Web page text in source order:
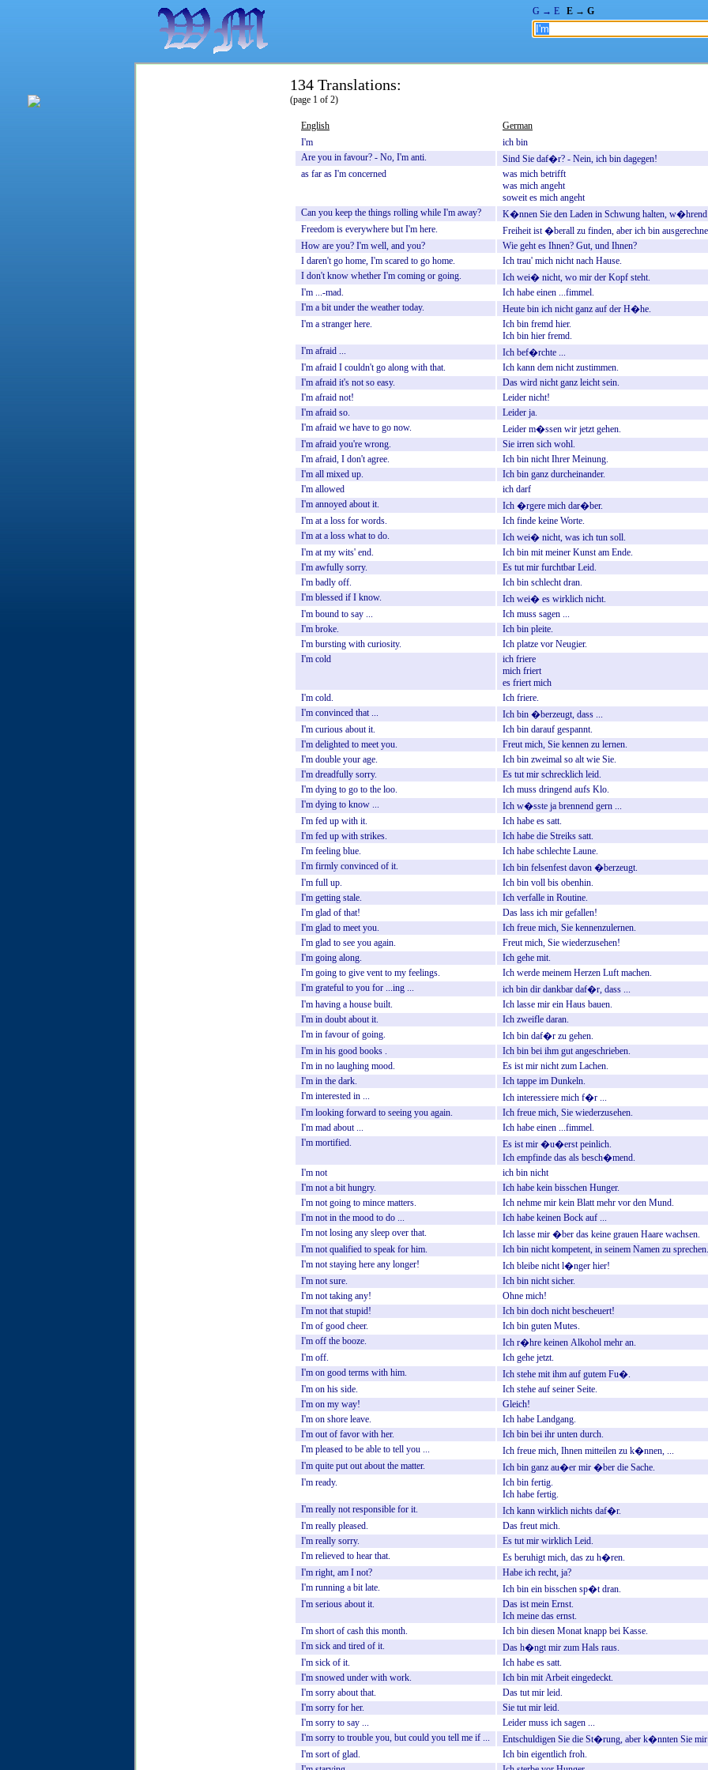
G → E E → G
134 Translations:
(page 1 of 2)
English
German
I'm
ich bin
Are you in favour? - No, I'm anti. Sind Sie daf�r? - Nein, ich bin dagegen!
as far as I'm concerned was mich betrifft
was mich angeht
soweit es mich angeht
Can you keep the things rolling while I'm away? K�nnen Sie den Laden in Schwung halten, w�hrend
Freedom is everywhere but I'm here. Freiheit ist �berall zu finden, aber ich bin
How are you? I'm well, and you? Wie geht es Ihnen? Gut, und Ihnen?
I daren't go home, I'm scared to go home. Ich trau' mich nicht nach Hause.
I don't know whether I'm coming or going. Ich wei� nicht, wo mir der Kopf steht.
I'm ...-mad. Ich habe einen ...fimmel.
I'm a bit under the weather today. Heute bin ich nicht ganz auf der H�he.
I'm a stranger here. Ich bin fremd hier.
Ich bin hier fremd.
I'm afraid ... Ich bef�rchte ...
I'm afraid I couldn't go along with that. Ich kann dem nicht zustimmen.
I'm afraid it's not so easy. Das wird nicht ganz leicht sein.
I'm afraid not! Leider nicht!
I'm afraid so. Leider ja.
I'm afraid we have to go now. Leider m�ssen wir jetzt gehen.
I'm afraid you're wrong. Sie irren sich wohl.
I'm afraid, I don't agree. Ich bin nicht Ihrer Meinung.
I'm all mixed up. Ich bin ganz durcheinander.
I'm allowed ich darf
I'm annoyed about it. Ich �rgere mich dar�ber.
I'm at a loss for words. Ich finde keine Worte.
I'm at a loss what to do. Ich wei� nicht, was ich tun soll.
I'm at my wits' end. Ich bin mit meiner Kunst am Ende.
I'm awfully sorry. Es tut mir furchtbar Leid.
I'm badly off. Ich bin schlecht dran.
I'm blessed if I know. Ich wei� es wirklich nicht.
I'm bound to say ... Ich muss sagen ...
I'm broke. Ich bin pleite.
I'm bursting with curiosity. Ich platze vor Neugier.
I'm cold ich friere
mich friert
es friert mich
I'm cold. Ich friere.
I'm convinced that ... Ich bin �berzeugt, dass ...
I'm curious about it. Ich bin darauf gespannt.
I'm delighted to meet you. Freut mich, Sie kennen zu lernen.
I'm double your age. Ich bin zweimal so alt wie Sie.
I'm dreadfully sorry. Es tut mir schrecklich leid.
I'm dying to go to the loo. Ich muss dringend aufs Klo.
I'm dying to know ... Ich w�sste ja brennend gern ...
I'm fed up with it. Ich habe es satt.
I'm fed up with strikes. Ich habe die Streiks satt.
I'm feeling blue. Ich habe schlechte Laune.
I'm firmly convinced of it. Ich bin felsenfest davon �berzeugt.
I'm full up. Ich bin voll bis obenhin.
I'm getting stale. Ich verfalle in Routine.
I'm glad of that! Das lass ich mir gefallen!
I'm glad to meet you. Ich freue mich, Sie kennenzulernen.
I'm glad to see you again. Freut mich, Sie wiederzusehen!
I'm going along. Ich gehe mit.
I'm going to give vent to my feelings. Ich werde meinem Herzen Luft machen.
I'm grateful to you for ...ing ... ich bin dir dankbar daf�r, dass ...
I'm having a house built. Ich lasse mir ein Haus bauen.
I'm in doubt about it. Ich zweifle daran.
I'm in favour of going. Ich bin daf�r zu gehen.
I'm in his good books . Ich bin bei ihm gut angeschrieben.
I'm in no laughing mood. Es ist mir nicht zum Lachen.
I'm in the dark. Ich tappe im Dunkeln.
I'm interested in ... Ich interessiere mich f�r ...
I'm looking forward to seeing you again. Ich freue mich, Sie wiederzusehen.
I'm mad about ... Ich habe einen ...fimmel.
I'm mortified. Es ist mir �u�erst peinlich.
Ich empfinde das als besch�mend.
I'm not ich bin nicht
I'm not a bit hungry. Ich habe kein bisschen Hunger.
I'm not going to mince matters. Ich nehme mir kein Blatt mehr vor den Mund.
I'm not in the mood to do ... Ich habe keinen Bock auf ...
I'm not losing any sleep over that. Ich lasse mir �ber das keine grauen Haare wachsen.
I'm not qualified to speak for him. Ich bin nicht kompetent, in seinem Namen zu sprechen.
I'm not staying here any longer! Ich bleibe nicht l�nger hier!
I'm not sure. Ich bin nicht sicher.
I'm not taking any! Ohne mich!
I'm not that stupid! Ich bin doch nicht bescheuert!
I'm of good cheer. Ich bin guten Mutes.
I'm off the booze. Ich r�hre keinen Alkohol mehr an.
I'm off. Ich gehe jetzt.
I'm on good terms with him. Ich stehe mit ihm auf gutem Fu�.
I'm on his side. Ich stehe auf seiner Seite.
I'm on my way!
Gleich!
I'm on shore leave. Ich habe Landgang.
I'm out of favor with her. Ich bin bei ihr unten durch.
I'm pleased to be able to tell you ... Ich freue mich, Ihnen mitteilen zu k�nnen, ...
I'm quite put out about the matter. Ich bin ganz au�er mir �ber die Sache.
I'm ready. Ich bin fertig.
Ich habe fertig.
I'm really not responsible for it. Ich kann wirklich nichts daf�r.
I'm really pleased. Das freut mich.
I'm really sorry. Es tut mir wirklich Leid.
I'm relieved to hear that. Es beruhigt mich, das zu h�ren.
I'm right, am I not? Habe ich recht, ja?
I'm running a bit late. Ich bin ein bisschen sp�t dran.
I'm serious about it. Das ist mein Ernst.
Ich meine das ernst.
I'm short of cash this month. Ich bin diesen Monat knapp bei Kasse.
I'm sick and tired of it. Das h�ngt mir zum Hals raus.
I'm sick of it. Ich habe es satt.
I'm snowed under with work. Ich bin mit Arbeit eingedeckt.
I'm sorry about that. Das tut mir leid.
I'm sorry for her. Sie tut mir leid.
I'm sorry to say ... Leider muss ich sagen ...
I'm sorry to trouble you, but could you tell me if ... Entschuldigen Sie die St�rung, aber k�nnten Sie mir
I'm sort of glad. Ich bin eigentlich froh.